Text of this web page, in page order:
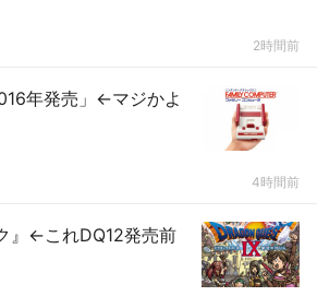
2時間前
年発売」←マジかよ
4時間前
』←これDQ12発売前